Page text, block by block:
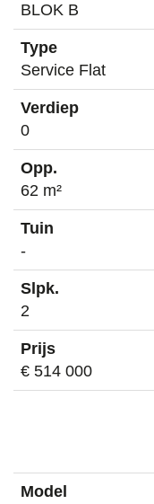
BLOK B
Service Flat
0
62 m²
-
2
€ 514 000